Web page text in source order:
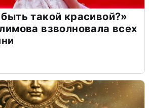
такой красивой?»
взволновала всех